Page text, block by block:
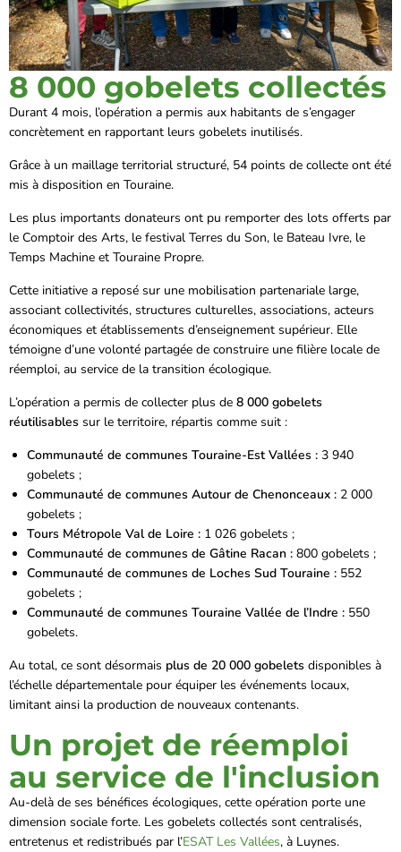
8 000 gobelets collectés
Durant 4 mois, l’opération a permis aux habitants de s’engager
concrètement en rapportant leurs gobelets inutilisés.
Grâce à un maillage territorial structuré, 54 points de collecte ont été
mis à disposition en Touraine.
Les plus importants donateurs ont pu remporter des lots offerts par
le Comptoir des Arts, le festival Terres du Son, le Bateau Ivre, le
Temps Machine et Touraine Propre.
Cette initiative a reposé sur une mobilisation partenariale large,
associant collectivités, structures culturelles, associations, acteurs
économiques et établissements d’enseignement supérieur. Elle
témoigne d’une volonté partagée de construire une filière locale de
réemploi, au service de la transition écologique.
L’opération a permis de collecter plus de 8 000 gobelets
réutilisables sur le territoire, répartis comme suit :
Communauté de communes Touraine-Est Vallées : 3 940
gobelets ;
Communauté de communes Autour de Chenonceaux : 2 000
gobelets ;
Tours Métropole Val de Loire : 1 026 gobelets ;
Communauté de communes de Gâtine Racan : 800 gobelets ;
Communauté de communes de Loches Sud Touraine : 552
gobelets ;
Communauté de communes Touraine Vallée de l’Indre : 550
gobelets.
Au total, ce sont désormais plus de 20 000 gobelets disponibles à
l’échelle départementale pour équiper les événements locaux,
limitant ainsi la production de nouveaux contenants.
Un projet de réemploi
au service de l'inclusion
Au-delà de ses bénéfices écologiques, cette opération porte une
dimension sociale forte. Les gobelets collectés sont centralisés,
entretenus et redistribués par l’ESAT Les Vallées, à Luynes.